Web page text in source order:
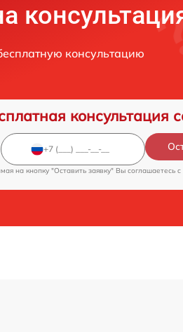
консультацию
консультация
на кнопку "Оставить заявку" Вы соглашаетесь c